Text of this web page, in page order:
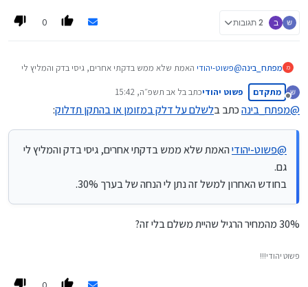
ב 2 תגובות 0
מ מפתח_בינה@פשוט-יהודי האמת שלא ממש בדקתי אחרים, גיסי בדק והמליץ לי
בחודש האחרון למשל זה נתן לי הנחה של בערך 30%.
מנותק
מתקדם פשוט יהודיכתב בל אב תשפ״ה, 15:42
נערך לאחרונה על ידי
@מפתח_בינהכתב בלשלם על דלק במזומן או בהתקן תדלוק:
@פשוט-יהודיהאמת שלא ממש בדקתי אחרים, גיסי בדק והמליץ לי
גם.
בחודש האחרון למשל זה נתן לי הנחה של בערך 30%.
30% מהמחיר הרגיל שהיית משלם בלי זה?
פשוט יהודי!!!